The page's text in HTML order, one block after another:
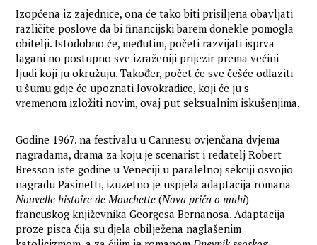
Izopćena iz zajednice, ona će tako biti prisiljena obavljati
različite poslove da bi financijski barem donekle pomogla
obitelji. Istodobno će, međutim, početi razvijati isprva
lagani no postupno sve izraženiji prijezir prema većini
ljudi koji ju okružuju. Također, počet će sve češće odlaziti
u šumu gdje će upoznati lovokradice, koji će ju s
vremenom izložiti novim, ovaj put seksualnim iskušenjima.
Godine 1967. na festivalu u Cannesu ovjenčana dvjema
nagradama, drama za koju je scenarist i redatelj Robert
Bresson iste godine u Veneciji u paralelnoj sekciji osvojio
nagradu Pasinetti, izuzetno je uspjela adaptacija romana
Nouvelle histoire de Mouchette (Nova priča o muhi)
francuskog književnika Georgesa Bernanosa. Adaptacija
proze pisca čija su djela obilježena naglašenim